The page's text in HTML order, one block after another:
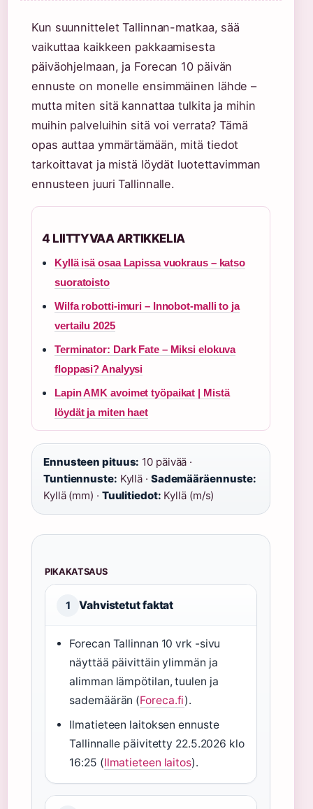
Kun suunnittelet Tallinnan-matkaa, sää
vaikuttaa kaikkeen pakkaamisesta
päiväohjelmaan, ja Forecan 10 päivän
ennuste on monelle ensimmäinen lähde –
mutta miten sitä kannattaa tulkita ja mihin
muihin palveluihin sitä voi verrata? Tämä
opas auttaa ymmärtämään, mitä tiedot
tarkoittavat ja mistä löydät luotettavimman
ennusteen juuri Tallinnalle.
4 LIITTYVAA ARTIKKELIA
Kyllä isä osaa Lapissa vuokraus – katso
suoratoisto
Wilfa robotti-imuri – Innobot-malli to ja
vertailu 2025
Terminator: Dark Fate – Miksi elokuva
floppasi? Analyysi
Lapin AMK avoimet työpaikat | Mistä
löydät ja miten haet
Ennusteen pituus: 10 päivää ·
Tuntiennuste: Kyllä · Sademääräennuste:
Kyllä (mm) · Tuulitiedot: Kyllä (m/s)
PIKAKATSAUS
1 Vahvistetut faktat
Forecan Tallinnan 10 vrk -sivu
näyttää päivittäin ylimmän ja
alimman lämpötilan, tuulen ja
sademäärän (Foreca.fi).
Ilmatieteen laitoksen ennuste
Tallinnalle päivitetty 22.5.2026 klo
16:25 (Ilmatieteen laitos).